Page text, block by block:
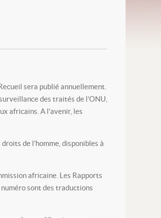
sera publié annuellement.
des traités de l’ONU,
africains. A l’avenir, les
de l’homme, disponibles à
africaine. Les Rapports
sont des traductions